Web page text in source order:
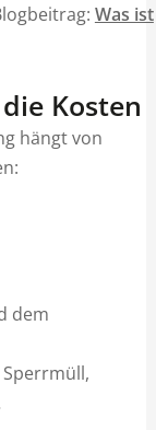
Was ist
Kosten
hängt von
dem